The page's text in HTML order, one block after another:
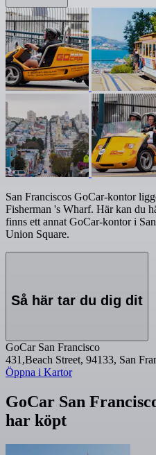
San Franciscos GoCar-kontor
Fisherman 's Wharf. Här kan du
finns ett annat GoCar-kontor i
Union Square.
Så här tar du dig dit
GoCar San Francisco
431,Beach Street, 94133, San
Öppna i Kartor
GoCar San
har köpt